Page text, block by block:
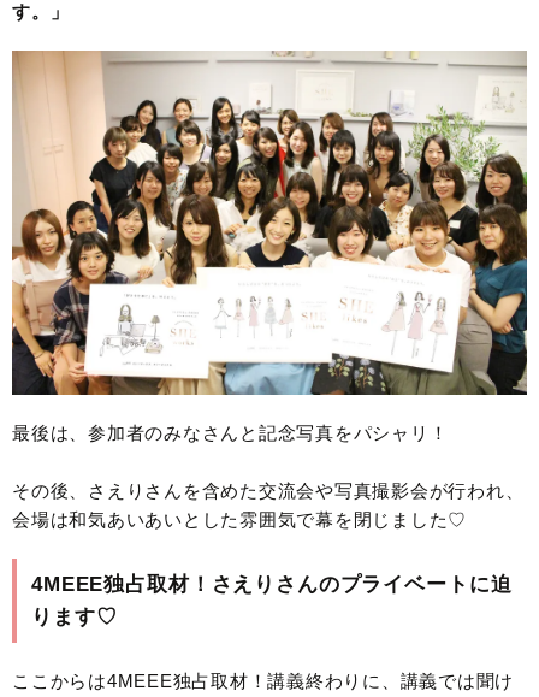
す。」
最後は、参加者のみなさんと記念写真をパシャリ！
その後、さえりさんを含めた交流会や写真撮影会が行われ、
会場は和気あいあいとした雰囲気で幕を閉じました♡
4MEEE独占取材！さえりさんのプライベートに迫
ります♡
ここからは4MEEE独占取材！講義終わりに、講義では聞け